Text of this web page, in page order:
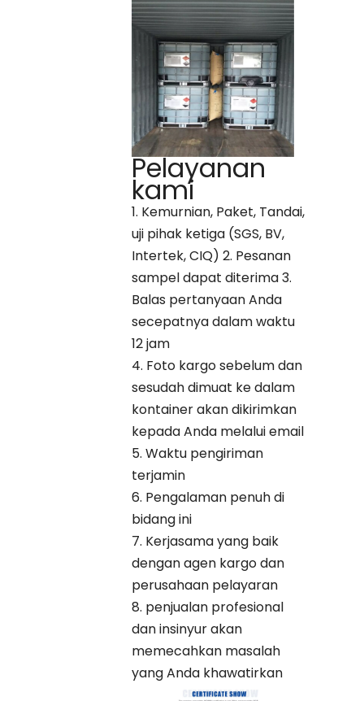
Pelayanan
kami
1. Kemurnian, Paket, Tandai,
uji pihak ketiga (SGS, BV,
Intertek, CIQ) 2. Pesanan
sampel dapat diterima 3.
Balas pertanyaan Anda
secepatnya dalam waktu
12 jam
4. Foto kargo sebelum dan
sesudah dimuat ke dalam
kontainer akan dikirimkan
kepada Anda melalui email
5. Waktu pengiriman
terjamin
6. Pengalaman penuh di
bidang ini
7. Kerjasama yang baik
dengan agen kargo dan
perusahaan pelayaran
8. penjualan profesional
dan insinyur akan
memecahkan masalah
yang Anda khawatirkan